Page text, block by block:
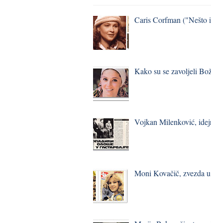
Caris Corfman ("Nešto
Kako su se zavoljeli
Vojkan Milenković,
Moni Kovačič, zvezda